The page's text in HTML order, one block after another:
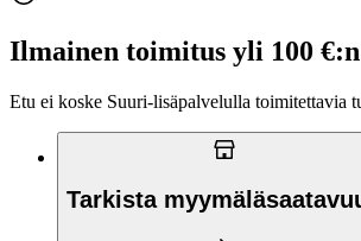
Ilmainen toimitus yli 100
Etu ei koske Suuri‑lisäpalvelulla toimitettavia
Tarkista